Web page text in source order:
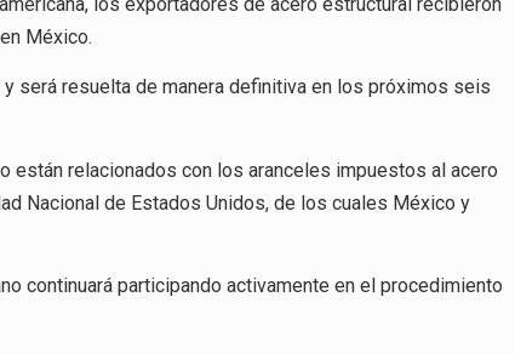
México.
será resuelta de manera definitiva en los próximos seis
están relacionados con los aranceles impuestos al acero
Nacional de Estados Unidos, de los cuales México y
continuará participando activamente en el procedimiento